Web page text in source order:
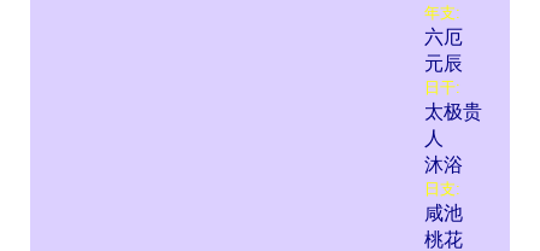
年支:
六厄
元辰
日干:
太极贵
人
沐浴
日支:
咸池
桃花